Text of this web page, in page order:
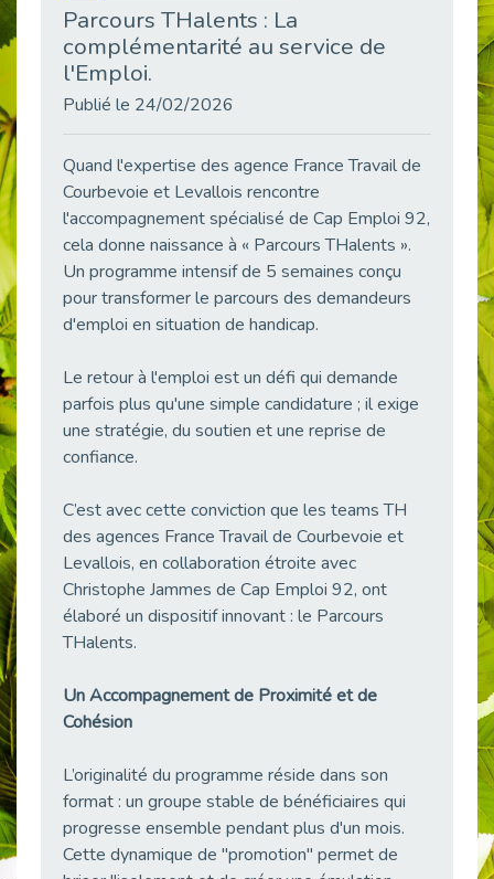
Emploi & Handicap : Hachette Livre et Cap emploi 92 renforcent leur collaboration
Publié le 02/06/2026
« Confiance en soi et acceptation du handicap » : un levier puissant vers l’emploi
Publié le 22/05/2026
Handicap et emploi : une matinée pour briser les tabous
Publié le 21/05/2026
L’alternance : un levier stratégique pour recruter et inclure durablement
Publié le 18/05/2026
CAP EMPLOI 92 : L’inclusion portée à son sommet, bien au-delà des quotas
Publié le 12/05/2026
Le taux d’emploi direct dans la fonction publique dépasse 6 % en 2025
Publié le 04/05/2026
Publié le 01/05/2026
Témoignage : Le parcours de Marc, 44 ans
L’Aménagement Raisonnable : Un Levier pour l’Équité
Publié le 29/04/2026
Publié le 29/04/2026
Publié le 27/04/2026
Parcours THalents : La
complémentarité au service de
l'Emploi.
Publié le 24/02/2026
Quand l'expertise des agence France Travail de
Courbevoie et Levallois rencontre
l'accompagnement spécialisé de Cap Emploi 92,
cela donne naissance à « Parcours THalents ».
Un programme intensif de 5 semaines conçu
pour transformer le parcours des demandeurs
d'emploi en situation de handicap.
Le retour à l'emploi est un défi qui demande
parfois plus qu'une simple candidature ; il exige
une stratégie, du soutien et une reprise de
confiance.
C’est avec cette conviction que les teams TH
des agences France Travail de Courbevoie et
Levallois, en collaboration étroite avec
Christophe Jammes de Cap Emploi 92, ont
élaboré un dispositif innovant : le Parcours
THalents.
Un Accompagnement de Proximité et de
Cohésion
L’originalité du programme réside dans son
format : un groupe stable de bénéficiaires qui
progresse ensemble pendant plus d'un mois.
Cette dynamique de "promotion" permet de